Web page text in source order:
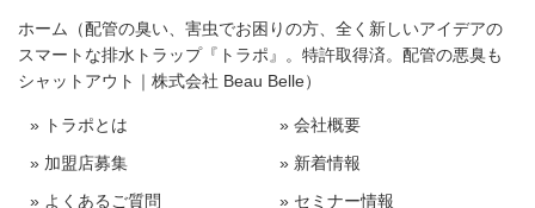
ホーム（配管の臭い、害虫でお困りの方、全く新しいアイデアの
スマートな排水トラップ『トラポ』。特許取得済。配管の悪臭も
シャットアウト｜株式会社 Beau Belle）
» トラポとは
» 加盟店募集
» よくあるご質問
» 会社概要
» 新着情報
» セミナー情報